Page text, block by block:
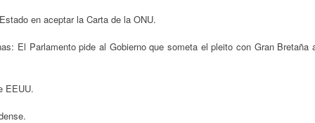
en aceptar la Carta de la ONU.
El Parlamento pide al Gobierno que someta el pleito con Gran Bretaña
EEUU.